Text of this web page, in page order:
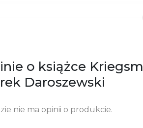
o książce
Daroszewski
nie ma opinii o produkcie.